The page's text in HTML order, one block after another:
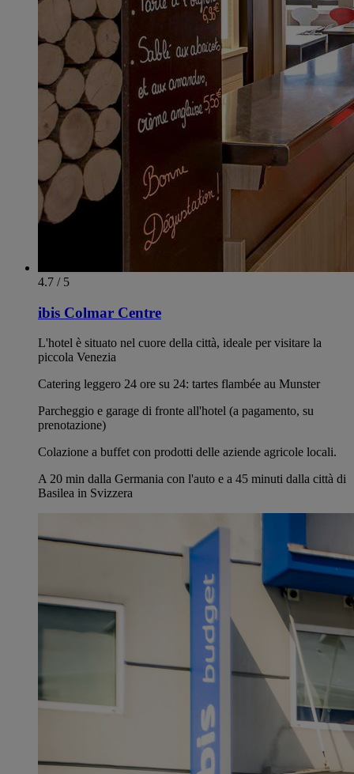
4.7 / 5
ibis Colmar Centre
L'hotel è situato nel cuore della città, ideale per visitare la
piccola Venezia
Catering leggero 24 ore su 24: tartes flambée au Munster
Parcheggio e garage di fronte all'hotel (a pagamento, su
prenotazione)
Colazione a buffet con prodotti delle aziende agricole locali.
A 20 min dalla Germania con l'auto e a 45 minuti dalla città di
Basilea in Svizzera